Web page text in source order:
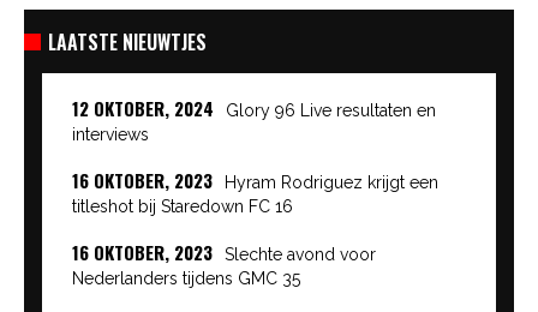
LAATSTE NIEUWTJES
12 OKTOBER, 2024
Glory 96 Live resultaten en
interviews
16 OKTOBER, 2023
Hyram Rodriguez krijgt een
titleshot bij Staredown FC 16
16 OKTOBER, 2023
Slechte avond voor
Nederlanders tijdens GMC 35